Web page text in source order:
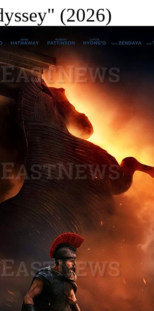
(2026)